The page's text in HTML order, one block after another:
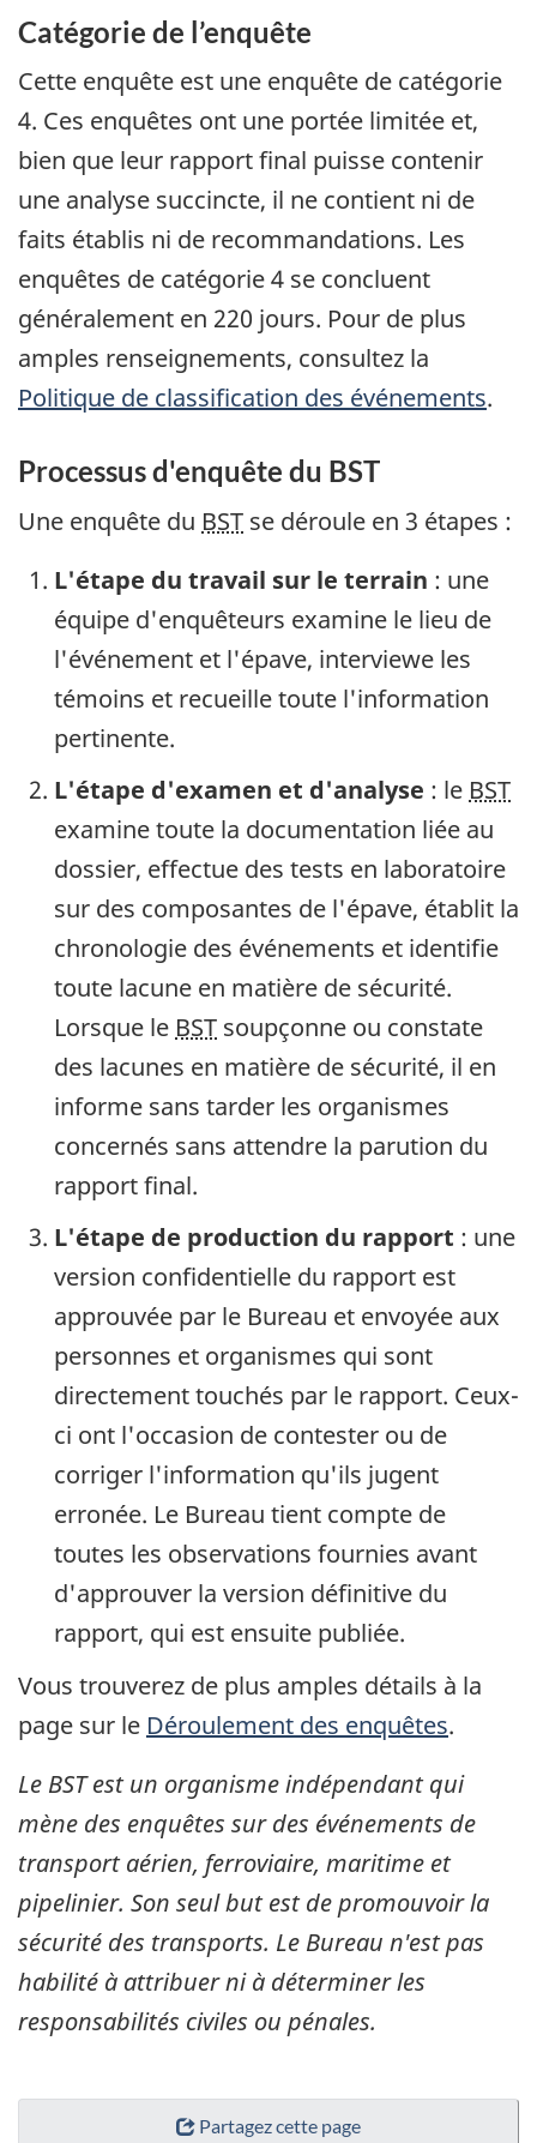
Catégorie de l’enquête
Cette enquête est une enquête de catégorie
4. Ces enquêtes ont une portée limitée et,
bien que leur rapport final puisse contenir
une analyse succincte, il ne contient ni de
faits établis ni de recommandations. Les
enquêtes de catégorie 4 se concluent
généralement en 220 jours. Pour de plus
amples renseignements, consultez la
Politique de classification des événements.
Processus d'enquête du BST
Une enquête du BST se déroule en 3 étapes :
L'étape du travail sur le terrain : une
équipe d'enquêteurs examine le lieu de
l'événement et l'épave, interviewe les
témoins et recueille toute l'information
pertinente.
L'étape d'examen et d'analyse : le BST
examine toute la documentation liée au
dossier, effectue des tests en laboratoire
sur des composantes de l'épave, établit la
chronologie des événements et identifie
toute lacune en matière de sécurité.
Lorsque le BST soupçonne ou constate
des lacunes en matière de sécurité, il en
informe sans tarder les organismes
concernés sans attendre la parution du
rapport final.
L'étape de production du rapport : une
version confidentielle du rapport est
approuvée par le Bureau et envoyée aux
personnes et organismes qui sont
directement touchés par le rapport. Ceux-
ci ont l'occasion de contester ou de
corriger l'information qu'ils jugent
erronée. Le Bureau tient compte de
toutes les observations fournies avant
d'approuver la version définitive du
rapport, qui est ensuite publiée.
Vous trouverez de plus amples détails à la
page sur le Déroulement des enquêtes.
Le BST est un organisme indépendant qui
mène des enquêtes sur des événements de
transport aérien, ferroviaire, maritime et
pipelinier. Son seul but est de promouvoir la
sécurité des transports. Le Bureau n'est pas
habilité à attribuer ni à déterminer les
responsabilités civiles ou pénales.
Partagez cette page